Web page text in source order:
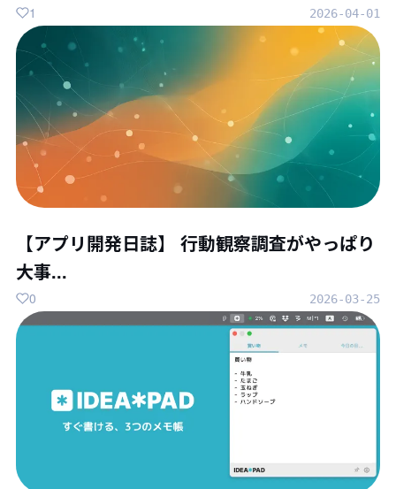
2026-04-01
1
【アプリ開発日誌】 行動観察調査がやっぱり
大事...
2026-03-25
0